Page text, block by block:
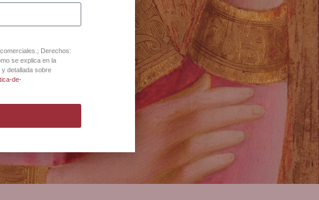
Derechos:
se explica en la
y detallada sobre
de-